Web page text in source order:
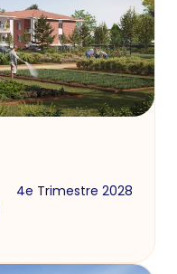
4e Trimestre 2028